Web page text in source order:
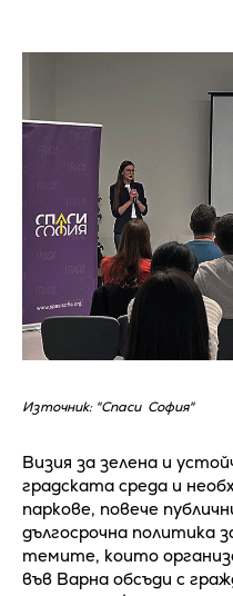
Източник: "Спаси София"
Визия за зелена и
градската среда и
паркове, повече
дългосрочна политика
темите, които
във Варна обсъди с